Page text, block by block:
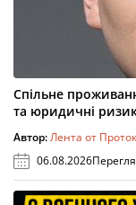
Спільне
та юридичні
Автор:Лента от
06.08.2026